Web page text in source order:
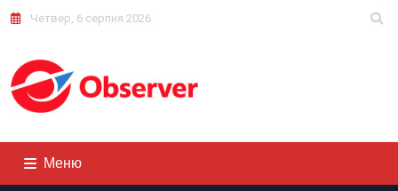
Четвер, 6 серпня 2026
Меню